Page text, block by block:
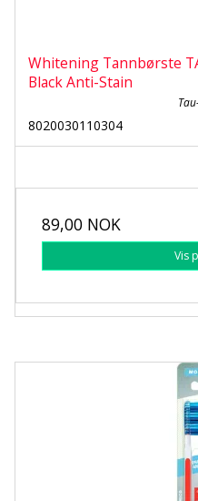
Whitening Tannbørste
Black Anti-Stain
8020030110304
89,00 NOK
Vis